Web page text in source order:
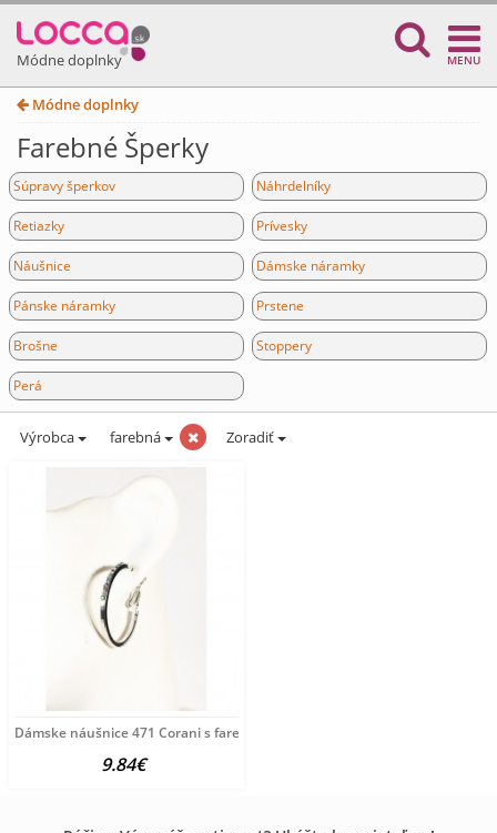
Módne doplnky MENU
Módne doplnky
Farebné Šperky
Súpravy šperkov Náhrdelníky
Retiazky Prívesky
Náušnice Dámske náramky
Pánske náramky Prstene
Brošne Stoppery
Perá
Výrobca farebná Zoradiť
Dámske náušnice 471 Corani s farebnými kamienkami
9.84€